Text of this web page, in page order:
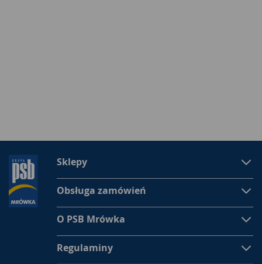
Sklepy
Obsługa zamówień
O PSB Mrówka
Regulaminy